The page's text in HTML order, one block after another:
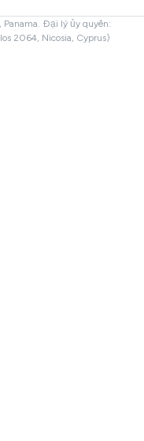
Đại lý ủy quyền:
2064, Nicosia, Cyprus)